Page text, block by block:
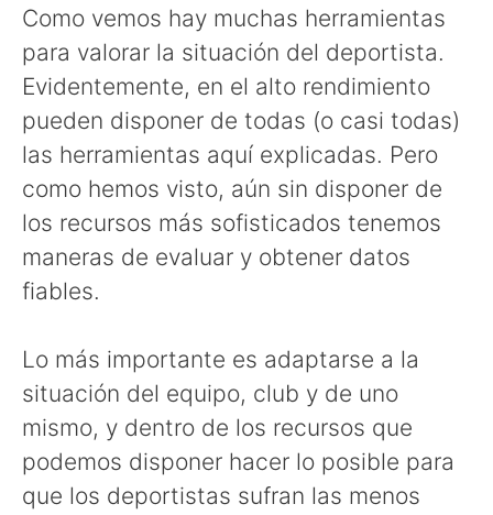
Como vemos hay muchas herramientas
para valorar la situación del deportista.
Evidentemente, en el alto rendimiento
pueden disponer de todas (o casi todas)
las herramientas aquí explicadas. Pero
como hemos visto, aún sin disponer de
los recursos más sofisticados tenemos
maneras de evaluar y obtener datos
fiables.
Lo más importante es adaptarse a la
situación del equipo, club y de uno
mismo, y dentro de los recursos que
podemos disponer hacer lo posible para
que los deportistas sufran las menos